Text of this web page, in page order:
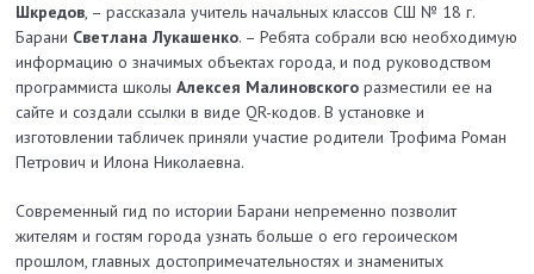
Шкредов, – рассказала учитель начальных классов СШ № 18 г.
Барани Светлана Лукашенко. – Ребята собрали всю необходимую
информацию о значимых объектах города, и под руководством
программиста школыАлексея Малиновскогоразместили ее на
сайте и создали ссылки в виде QR-кодов. В установке и
изготовлении табличек приняли участие родители Трофима Роман
Петрович и Илона Николаевна.
Современный гид по истории Барани непременно позволит
жителям и гостям города узнать больше о его героическом
прошлом, главных достопримечательностях и знаменитых